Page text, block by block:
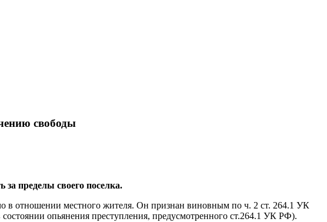
свободы
пределы своего поселка.
в отношении местного жителя. Он признан виновным по ч. 2 ст. 264.1 УК
опьянения преступления, предусмотренного ст.264.1 УК РФ).